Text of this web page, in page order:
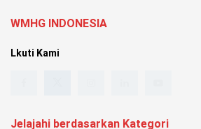
WMHG INDONESIA
Lkuti Kami
Jelajahi berdasarkan Kategori